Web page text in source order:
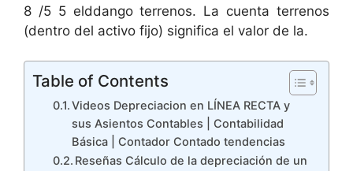
8 /5 5 elddango terrenos. La cuenta terrenos
(dentro del activo fijo) significa el valor de la.
Table of Contents
Videos Depreciacion en LÍNEA RECTA y
sus Asientos Contables | Contabilidad
Básica | Contador Contado tendencias
Reseñas Cálculo de la depreciación de un